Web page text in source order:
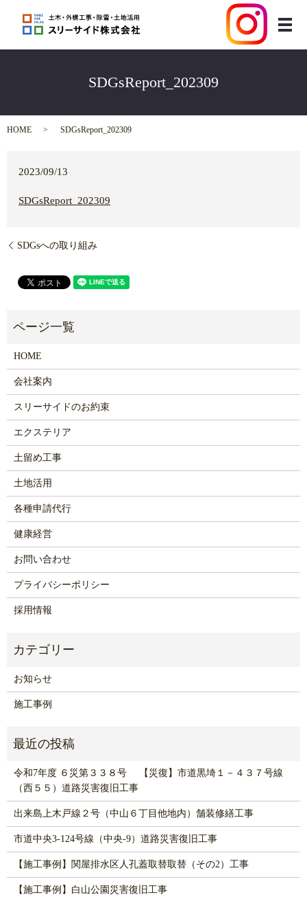
メ
SDGsReport_202309
HOME SDGsReport_202309
2023/09/13
SDGsReport_202309
SDGsへの取り組み
HOME
会社案内
スリーサイドのお約束
エクステリア
土留め工事
土地活用
各種申請代行
健康経営
お問い合わせ
プライバシーポリシー
採用情報
お知らせ
施工事例
令和7年度 ６災第３３８号 【災復】市道黒埼１－４３７号線
（西５５）道路災害復旧工事
出来島上木戸線２号（中山６丁目他地内）舗装修繕工事
市道中央3-124号線（中央-9）道路災害復旧工事
【施工事例】関屋排水区人孔蓋取替取替（その2）工事
【施工事例】白山公園災害復旧工事